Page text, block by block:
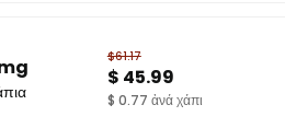
$61.17
$ 45.99
$ 0.77 ἀνά χάπι